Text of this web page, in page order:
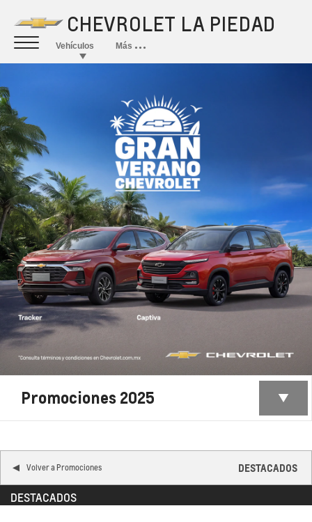
Promociones 2025